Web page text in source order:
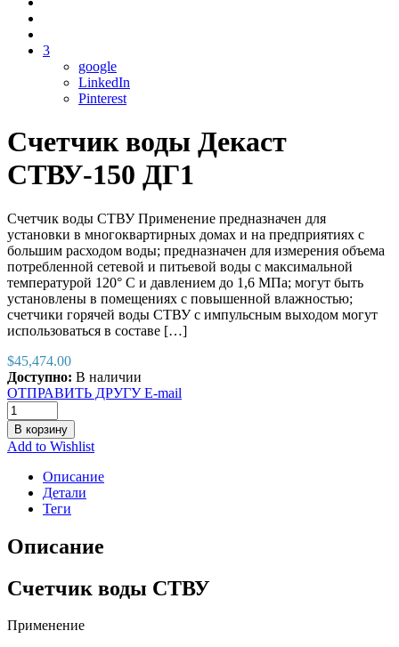
3
google
LinkedIn
Pinterest
Счетчик воды Декаст
СТВУ-150 ДГ1
Счетчик воды СТВУ Применение предназначен для
установки в многоквартирных домах и на предприятиях с
большим расходом воды; предназначен для измерения объема
потребленной сетевой и питьевой воды с максимальной
температурой 120° C и давлением до 1,6 МПа; могут быть
установлены в помещениях с повышенной влажностью;
счетчики горячей воды СТВУ с импульсным выходoм могут
использоваться в составе […]
$45,474.00
Доступно: В наличии
ОТПРАВИТЬ ДРУГУ E-mail
В корзину
Add to Wishlist
Описание
Детали
Теги
Описание
Счетчик воды СТВУ
Применение